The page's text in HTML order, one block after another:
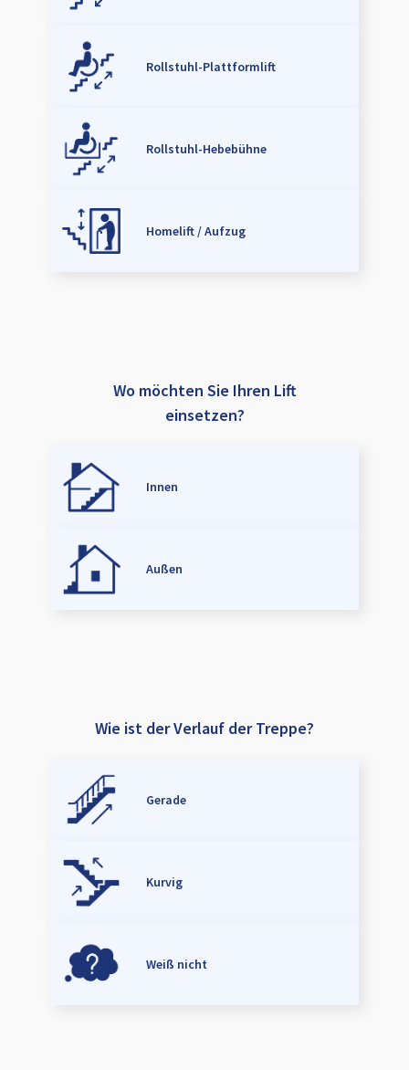
Rollstuhl-Plattformlift
Rollstuhl-Hebebühne
Homelift / Aufzug
Wo möchten Sie Ihren Lift
einsetzen?
Innen
Außen
Wie ist der Verlauf der Treppe?
Gerade
Kurvig
Weiß nicht